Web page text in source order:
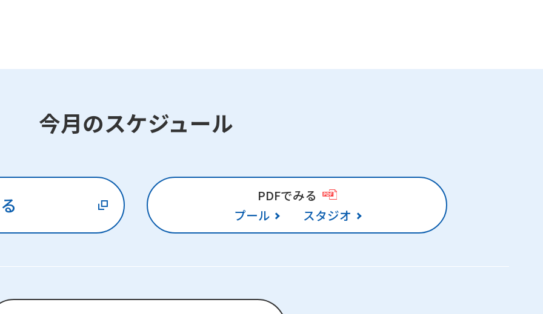
今月のスケジュール
PDFでみる
プール
スタジオ